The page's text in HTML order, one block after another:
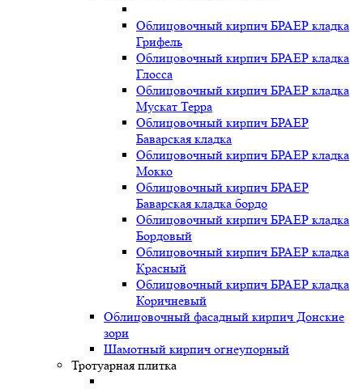
Облицовочный кирпич БРАЕР кладка
Грифель
Облицовочный кирпич БРАЕР кладка
Глосса
Облицовочный кирпич БРАЕР кладка
Мускат Терра
Облицовочный кирпич БРАЕР
Баварская кладка
Облицовочный кирпич БРАЕР кладка
Мокко
Облицовочный кирпич БРАЕР
Баварская кладка бордо
Облицовочный кирпич БРАЕР кладка
Бордовый
Облицовочный кирпич БРАЕР кладка
Красный
Облицовочный кирпич БРАЕР кладка
Коричневый
Облицовочный фасадный кирпич Донские
зори
Шамотный кирпич огнеупорный
Тротуарная плитка